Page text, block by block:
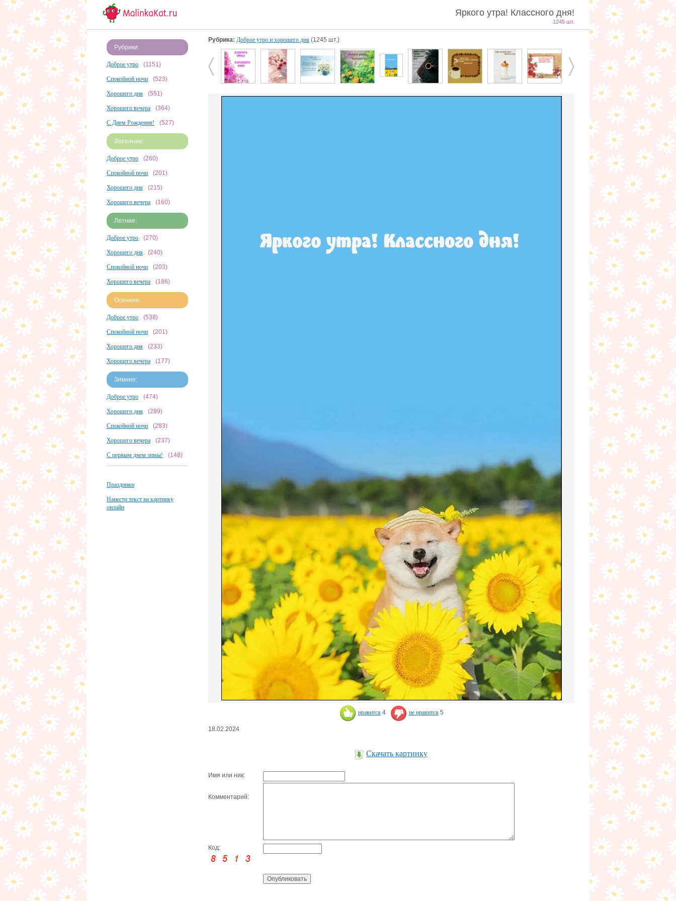
Яркого утра! Классного дня!
1245 шт.
Рубрики:
Доброе утро (1151)
Спокойной ночи (523)
Хорошего дня (551)
Хорошего вечера (364)
С Днем Рождения! (527)
Весенние:
Доброе утро (260)
Спокойной ночи (201)
Хорошего дня (215)
Хорошего вечера (160)
Летние:
Доброе утро (270)
Хорошего дня (240)
Спокойной ночи (203)
Хорошего вечера (186)
Осенние:
Доброе утро (538)
Спокойной ночи (201)
Хорошего дня (233)
Хорошего вечера (177)
Зимние:
Доброе утро (474)
Хорошего дня (289)
Спокойной ночи (283)
Хорошего вечера (237)
С первым днем зимы! (148)
Праздники
Нанести текст на картинку
онлайн
Рубрика: Доброе утро и хорошего дня (1245 шт.)
нравится 4 не нравится 5
18.02.2024
Скачать картинку
Имя или ник:
Комментарий:
Код: